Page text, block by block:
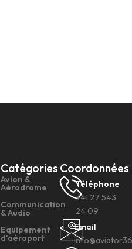
Catégories
Avion &
Aérodrome
Communication
& Audio
Equipement
d'aéroport
Coordonnées
Téléphone
+41 27 543
24 09
Email